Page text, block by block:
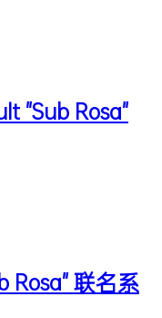
"Sub Rosa"
Rosa" 联名系